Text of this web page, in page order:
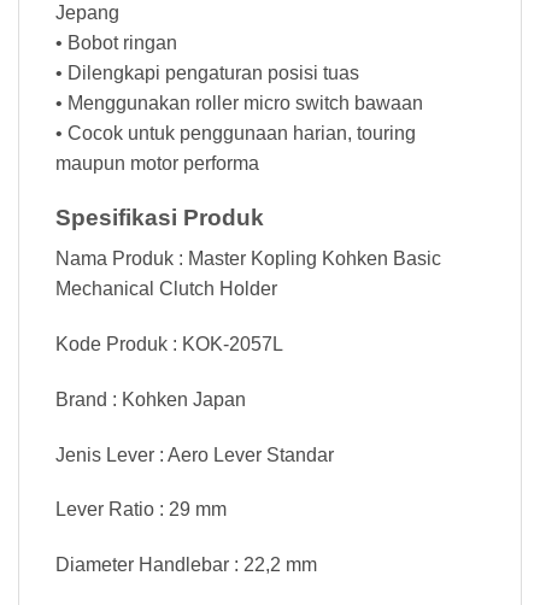
Jepang
• Bobot ringan
• Dilengkapi pengaturan posisi tuas
• Menggunakan roller micro switch bawaan
• Cocok untuk penggunaan harian, touring
maupun motor performa
Spesifikasi Produk
Nama Produk : Master Kopling Kohken Basic
Mechanical Clutch Holder
Kode Produk : KOK-2057L
Brand : Kohken Japan
Jenis Lever : Aero Lever Standar
Lever Ratio : 29 mm
Diameter Handlebar : 22,2 mm